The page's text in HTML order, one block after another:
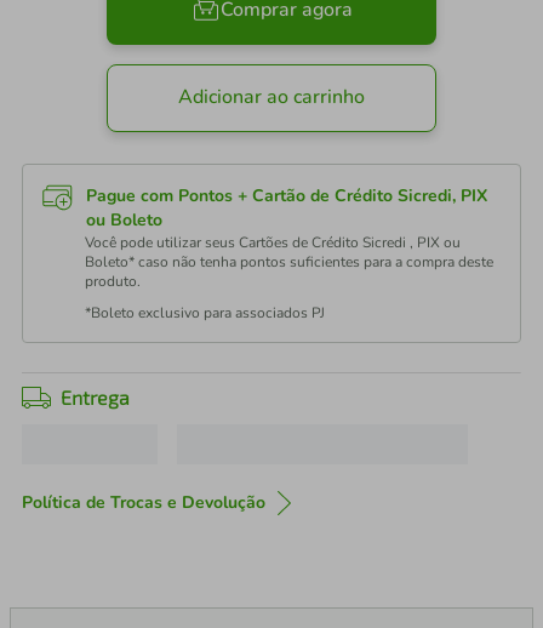
Comprar agora
Adicionar ao carrinho
Pague com Pontos + Cartão de Crédito Sicredi, PIX
ou Boleto
Você pode utilizar seus Cartões de Crédito Sicredi , PIX ou
Boleto* caso não tenha pontos suficientes para a compra deste
produto.
*Boleto exclusivo para associados PJ
Entrega
Política de Trocas e Devolução